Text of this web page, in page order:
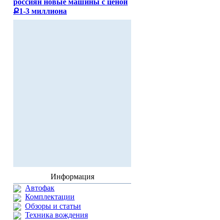
россиян новые машины с ценой
Ք1-3 миллиона
Информация
Автофак
Комплектации
Обзоры и статьи
Техника вождения